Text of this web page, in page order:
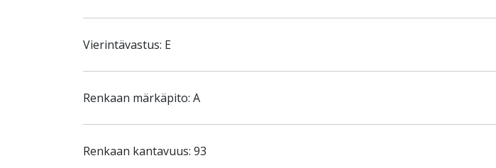
Vierintävastus: E
Renkaan märkäpito: A
Renkaan kantavuus: 93